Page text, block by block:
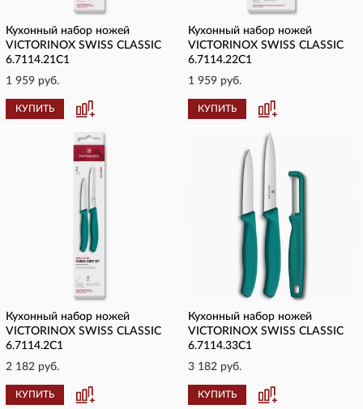
Кухонный набор ножей
VICTORINOX SWISS CLASSIC
6.7114.21C1
1 959 руб.
КУПИТЬ
Кухонный набор ножей
VICTORINOX SWISS CLASSIC
6.7114.22C1
1 959 руб.
КУПИТЬ
Кухонный набор ножей
VICTORINOX SWISS CLASSIC
6.7114.2C1
2 182 руб.
КУПИТЬ
Кухонный набор ножей
VICTORINOX SWISS CLASSIC
6.7114.33C1
3 182 руб.
КУПИТЬ